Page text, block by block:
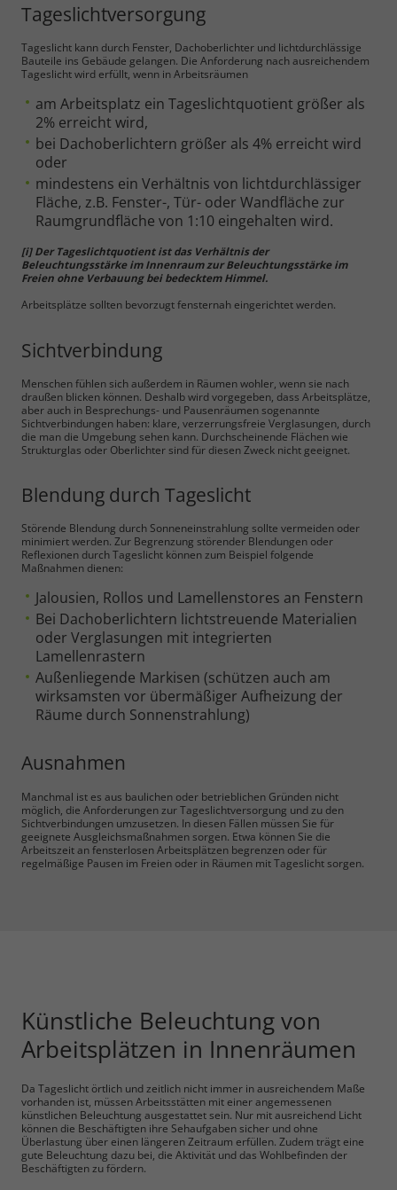
Tageslichtversorgung
Tageslicht kann durch Fenster, Dachoberlichter und lichtdurchlässige
Bauteile ins Gebäude gelangen. Die Anforderung nach ausreichendem
Tageslicht wird erfüllt, wenn in Arbeitsräumen
am Arbeitsplatz ein Tageslichtquotient größer als
2% erreicht wird,
bei Dachoberlichtern größer als 4% erreicht wird
oder
mindestens ein Verhältnis von lichtdurchlässiger
Fläche, z.B. Fenster-, Tür- oder Wandfläche zur
Raumgrundfläche von 1:10 eingehalten wird.
[i] Der Tageslichtquotient ist das Verhältnis der
Beleuchtungsstärke im Innenraum zur Beleuchtungsstärke im
Freien ohne Verbauung bei bedecktem Himmel.
Arbeitsplätze sollten bevorzugt fensternah eingerichtet werden.
Sichtverbindung
Menschen fühlen sich außerdem in Räumen wohler, wenn sie nach
draußen blicken können. Deshalb wird vorgegeben, dass Arbeitsplätze,
aber auch in Besprechungs- und Pausenräumen sogenannte
Sichtverbindungen haben: klare, verzerrungsfreie Verglasungen, durch
die man die Umgebung sehen kann. Durchscheinende Flächen wie
Strukturglas oder Oberlichter sind für diesen Zweck nicht geeignet.
Blendung durch Tageslicht
Störende Blendung durch Sonneneinstrahlung sollte vermeiden oder
minimiert werden. Zur Begrenzung störender Blendungen oder
Reflexionen durch Tageslicht können zum Beispiel folgende
Maßnahmen dienen:
Jalousien, Rollos und Lamellenstores an Fenstern
Bei Dachoberlichtern lichtstreuende Materialien
oder Verglasungen mit integrierten
Lamellenrastern
Außenliegende Markisen (schützen auch am
wirksamsten vor übermäßiger Aufheizung der
Räume durch Sonnenstrahlung)
Ausnahmen
Manchmal ist es aus baulichen oder betrieblichen Gründen nicht
möglich, die Anforderungen zur Tageslichtversorgung und zu den
Sichtverbindungen umzusetzen. In diesen Fällen müssen Sie für
geeignete Ausgleichsmaßnahmen sorgen. Etwa können Sie die
Arbeitszeit an fensterlosen Arbeitsplätzen begrenzen oder für
regelmäßige Pausen im Freien oder in Räumen mit Tageslicht sorgen.
Künstliche Beleuchtung von
Arbeitsplätzen in Innenräumen
Da Tageslicht örtlich und zeitlich nicht immer in ausreichendem Maße
vorhanden ist, müssen Arbeitsstätten mit einer angemessenen
künstlichen Beleuchtung ausgestattet sein. Nur mit ausreichend Licht
können die Beschäftigten ihre Sehaufgaben sicher und ohne
Überlastung über einen längeren Zeitraum erfüllen. Zudem trägt eine
gute Beleuchtung dazu bei, die Aktivität und das Wohlbefinden der
Beschäftigten zu fördern.